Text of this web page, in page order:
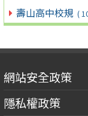
壽山高中校規 (
網站安全政策
隱私權政策